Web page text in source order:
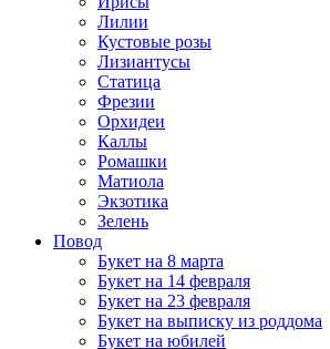
Лилии
Кустовые розы
Лизиантусы
Статица
Фрезии
Орхидеи
Каллы
Ромашки
Матиола
Экзотика
Зелень
Повод
Букет на 8 марта
Букет на 14 февраля
Букет на 23 февраля
Букет на выписку из роддома
Букет на юбилей